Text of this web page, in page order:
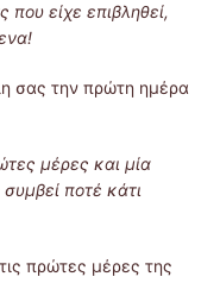
είχε επιβληθεί,
σας την πρώτη ημέρα
μέρες και μία
ποτέ κάτι
πρώτες μέρες της